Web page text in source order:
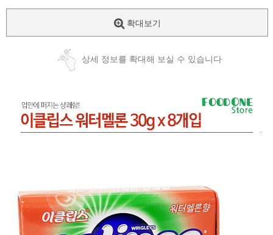
확대보기
상세 정보를 확대해 보실 수 있습니다